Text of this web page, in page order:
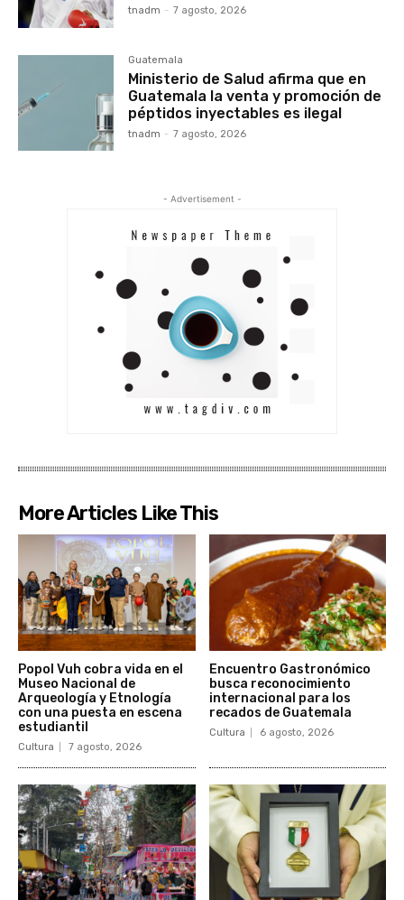
tnadm - 7 agosto, 2026
Guatemala
Ministerio de Salud afirma que en
Guatemala la venta y promoción de
péptidos inyectables es ilegal
tnadm - 7 agosto, 2026
- Advertisement -
More Articles Like This
Popol Vuh cobra vida en el
Museo Nacional de
Arqueología y Etnología
con una puesta en escena
estudiantil
Cultura 7 agosto, 2026
Encuentro Gastronómico
busca reconocimiento
internacional para los
recados de Guatemala
Cultura 6 agosto, 2026